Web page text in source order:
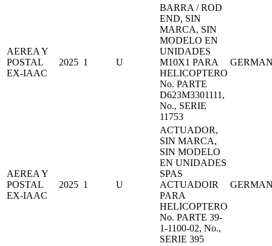
AEREA Y
POSTAL
EX-IAAC
2025 1 U
BARRA / ROD
END, SIN
MARCA, SIN
MODELO EN
UNIDADES
M10X1 PARA
HELICOPTERO
No. PARTE
D623M3301111,
No., SERIE
11753
AEREA Y
POSTAL
EX-IAAC
2025 1 U
ACTUADOR,
SIN MARCA,
SIN MODELO
EN UNIDADES
SPAS
ACTUADOIR
PARA
HELICOPTERO
No. PARTE 39-
1-1100-02, No.,
SERIE 395